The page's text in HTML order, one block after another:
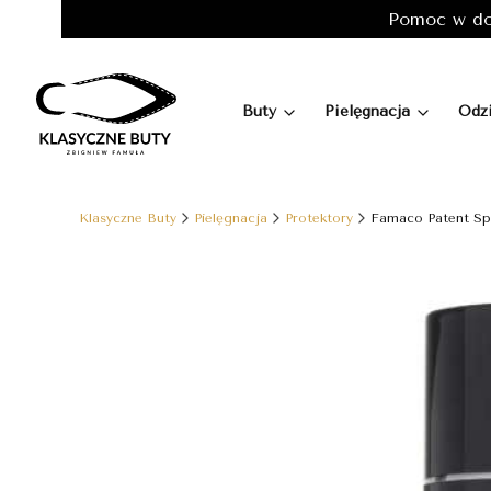
Pomoc w
Buty Pielęgnacja
Klasyczne Buty Pielęgnacja Protektory Famaco Patent